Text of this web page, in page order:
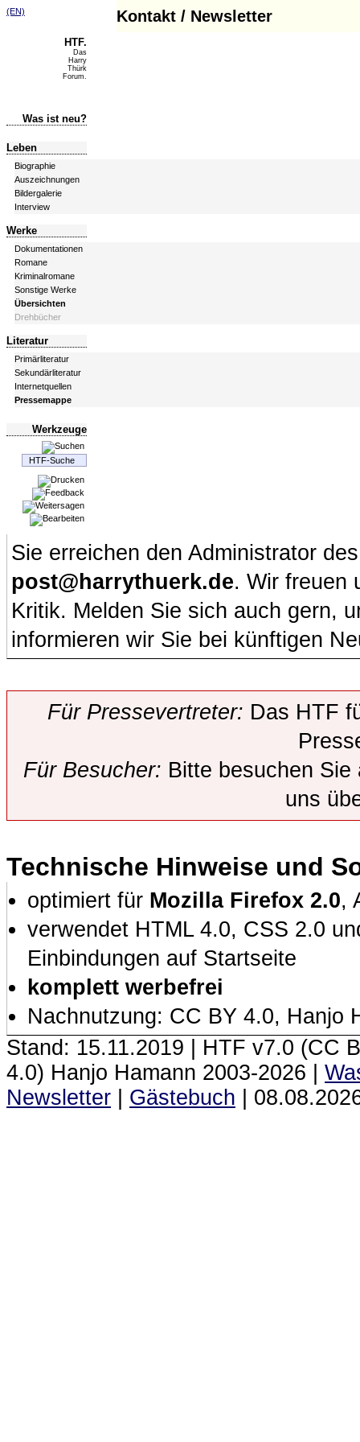
(EN)
HTF.
Das
Harry
Thürk
Forum.
Was ist neu?
Leben
Biographie
Auszeichnungen
Bildergalerie
Interview
Werke
Dokumentationen
Romane
Kriminalromane
Sonstige Werke
Übersichten
Drehbücher
Literatur
Primärliteratur
Sekundärliteratur
Internetquellen
Pressemappe
Werkzeuge
Kontakt / Newsletter
Sie erreichen den Administrator
post@harrythuerk.de. Wir freuen
Kritik. Melden Sie sich auch gern,
informieren wir Sie bei künftigen
Für Pressevertreter: Das HTF
Für Besucher: Bitte besuchen
uns
Technische Hinweise und
optimiert für Mozilla Firefox 2.0,
verwendet HTML 4.0, CSS 2.0
Einbindungen auf Startseite
komplett werbefrei
Nachnutzung: CC BY 4.0, Hanjo
Stand: 15.11.2019 | HTF v7.0 (CC
4.0) Hanjo Hamann 2003‑2026 |
Newsletter
Gästebuch